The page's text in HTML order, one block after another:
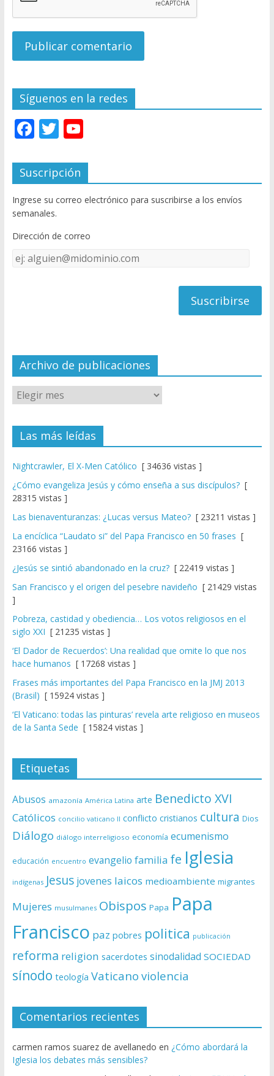
Síguenos en la redes
F
e
b
o
o
k
T
itt
er
Y
u
T
u
e
C
el
Suscripción
Ingrese su correo electrónico para suscribirse a los envíos
semanales.
Dirección de correo
Dirección
de
Archivo de publicaciones
Las más leídas
Nightcrawler, El X-Men Católico [ 34636 vistas ]
¿Cómo evangeliza Jesús y cómo enseña a sus discípulos?[
28315 vistas ]
Las bienaventuranzas: ¿Lucas versus Mateo?[ 23211 vistas ]
La encíclica “Laudato si” del Papa Francisco en 50 frases [
23166 vistas ]
¿Jesús se sintió abandonado en la cruz?[ 22419 vistas ]
San Francisco y el origen del pesebre navideño [ 21429 vistas
]
Pobreza, castidad y obediencia… Los votos religiosos en el
siglo XXI [ 21235 vistas ]
‘El Dador de Recuerdos’: Una realidad que omite lo que nos
hace humanos [ 17268 vistas ]
Frases más importantes del Papa Francisco en la JMJ 2013
(Brasil) [ 15924 vistas ]
‘El Vaticano: todas las pinturas’ revela arte religioso en museos
de la Santa Sede [ 15824 vistas ]
Etiquetas
Abusos amazonía América Latina arte Benedicto XVI
Católicos concilio vaticano II conflicto cristianos cultura Dios
Diálogo diálogo interreligioso economía ecumenismo
educación encuentro evangelio familia fe Iglesia
indígenas Jesus jovenes laicos medioambiente migrantes
Mujeres musulmanes Obispos Papa Papa
Francisco paz pobres politica publicación
reforma religion sacerdotes sinodalidad SOCIEDAD
sínodo teología Vaticano violencia
Comentarios recientes
carmen ramos suarez de avellanedo en ¿Cómo abordará la
Iglesia los debates más sensibles?